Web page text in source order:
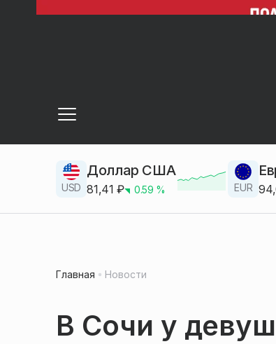
USD
Доллар США
81,41 ₽ 0.59 % EUR
Главная Новости
В Сочи у